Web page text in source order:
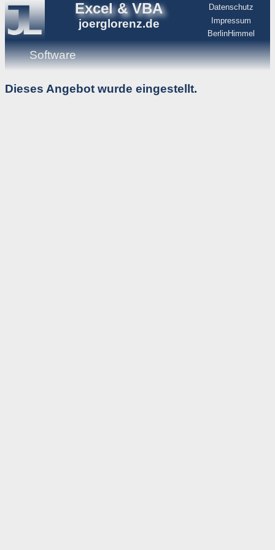
Excel & VBA
joerglorenz.de
Datenschutz
Impressum
BerlinHimmel
Software
Dieses Angebot wurde eingestellt.